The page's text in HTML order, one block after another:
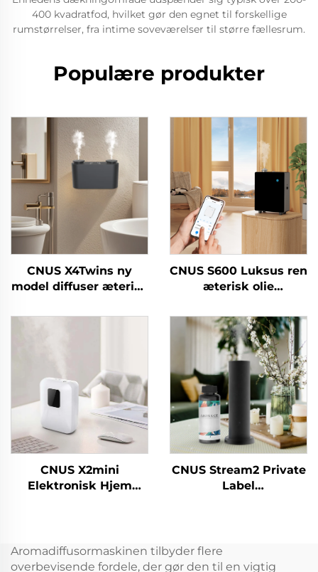
400 kvadratfod, hvilket gør den egnet til forskellige
rumstørrelser, fra intime soveværelser til større fællesrum.
Populære produkter
CNUS X4Twins ny
model diffuser æterisk
til butikskontor
CNUS S600 Luksus ren
æterisk olie
Logo Aroma Diffuser
Wifi Control Elektrisk
luftfriskermaskine
CNUS X2mini
Elektronisk Hjem
Machine
CNUS Stream2 Private
Label
Trådløs Smart WIFI
Kontrol Aroma
Aromadiffusormaskinen tilbyder flere
overbevisende fordele, der gør den til en vigtig